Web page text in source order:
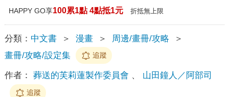
HAPPY GO享100累1點 4點抵1元 折抵無上限
分類： 中文書 ＞ 漫畫 ＞ 周邊/畫冊/攻略
＞
畫冊/攻略/設定集
追蹤
作者： 葬送的芙莉蓮製作委員會 、 山田鐘人／阿部司
追蹤